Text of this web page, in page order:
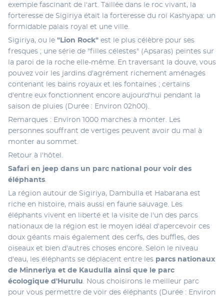
exemple fascinant de l'art. Taillée dans le roc vivant, la
forteresse de Sigiriya était la forteresse du roi Kashyapa: un
formidable palais royal et une ville.
Sigiriya, ou le "Lion Rock" est le plus célèbre pour ses
fresques ; une série de "filles célestes" (Apsaras) peintes sur
la paroi de la roche elle-même. En traversant la douve, vous
pouvez voir les jardins d'agrément richement aménagés
contenant les bains royaux et les fontaines ; certains
d'entre eux fonctionnent encore aujourd'hui pendant la
saison de pluies (Durée : Environ 02h00).
Remarques : Environ 1000 marches à monter. Les
personnes souffrant de vertiges peuvent avoir du mal à
monter au sommet.
Retour à l'hôtel.
Safari en jeep dans un parc national pour voir des
éléphants.
La région autour de Sigiriya, Dambulla et Habarana est
riche en histoire, mais aussi en faune sauvage. Les
éléphants vivent en liberté et la visite de l'un des parcs
nationaux de la région est le moyen idéal d'apercevoir ces
doux géants mais également des cerfs, des buffles, des
oiseaux et bien d'autres choses encore. Selon le niveau
d'eau, les éléphants se déplacent entre les parcs nationaux
de Minneriya et de Kaudulla ainsi que le parc
écologique d'Hurulu. Nous choisirons le meilleur parc
pour vous permettre de voir des éléphants (Durée : Environ